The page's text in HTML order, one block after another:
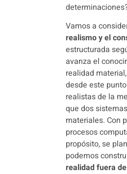
Vamos a
realismo y el
estructurada
avanza el
realidad
desde este
realistas de la
que dos
materiales. Con
procesos
propósito, se
podemos
realidad fuera